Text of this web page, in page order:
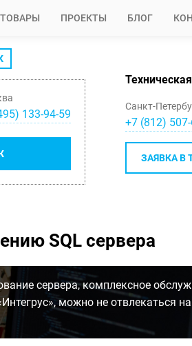
ТОВАРЫ ПРОЕКТЫ БЛОГ
) 133-94-59
Санкт-
+7 (812)
ЗАЯВКА В
SQL сервера
сервера, комплексное
можно не отвлекаться